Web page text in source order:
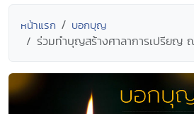
หน้าแรก บอกบุญ
ร่วมทำบุญสร้างศาลาการเปรียญ